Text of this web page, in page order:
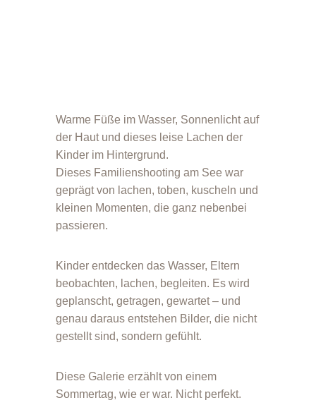
Warme Füße im Wasser, Sonnenlicht auf
der Haut und dieses leise Lachen der
Kinder im Hintergrund.
Dieses Familienshooting am See war
geprägt von lachen, toben, kuscheln und
kleinen Momenten, die ganz nebenbei
passieren.
Kinder entdecken das Wasser, Eltern
beobachten, lachen, begleiten. Es wird
geplanscht, getragen, gewartet – und
genau daraus entstehen Bilder, die nicht
gestellt sind, sondern gefühlt.
Diese Galerie erzählt von einem
Sommertag, wie er war. Nicht perfekt.